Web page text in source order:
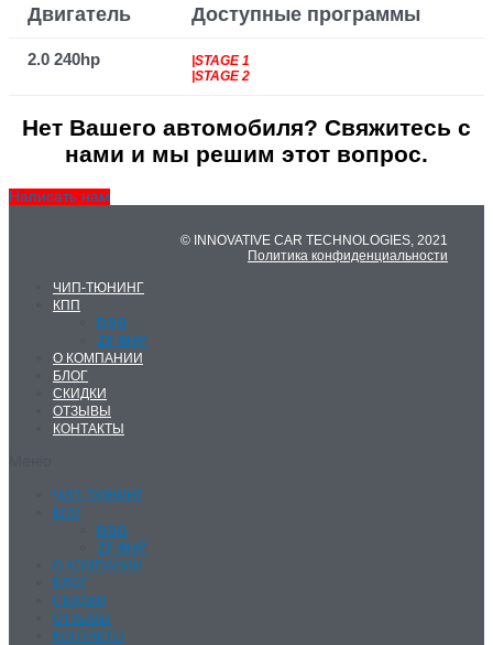
Двигатель Доступные программы
2.0 240hp
|STAGE 1
|STAGE 2
Нет Вашего автомобиля? Свяжитесь с
нами и мы решим этот вопрос.
Написать нам
© INNOVATIVE CAR TECHNOLOGIES, 2021
Политика конфиденциальности
ЧИП-ТЮНИНГ
КПП
DSG
ZF 8HP
О КОМПАНИИ
БЛОГ
СКИДКИ
ОТЗЫВЫ
КОНТАКТЫ
ЧИП-ТЮНИНГ
КПП
DSG
ZF 8HP
О КОМПАНИИ
БЛОГ
СКИДКИ
ОТЗЫВЫ
КОНТАКТЫ